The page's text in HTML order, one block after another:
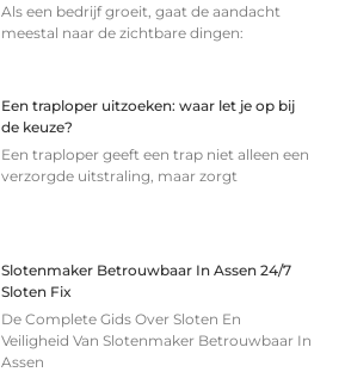
Als een bedrijf groeit, gaat de aandacht
meestal naar de zichtbare dingen:
Een traploper uitzoeken: waar let je op bij
de keuze?
Een traploper geeft een trap niet alleen een
verzorgde uitstraling, maar zorgt
Slotenmaker Betrouwbaar In Assen 24/7
Sloten Fix
De Complete Gids Over Sloten En
Veiligheid Van Slotenmaker Betrouwbaar In
Assen